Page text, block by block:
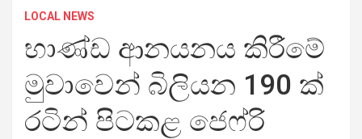
LOCAL NEWS
භාණ්ඩ ආනයනය කිරීමේ
මුවාවෙන් බිලියන 190 ක්
රටින් පිටකළ ජෙෆ්රි